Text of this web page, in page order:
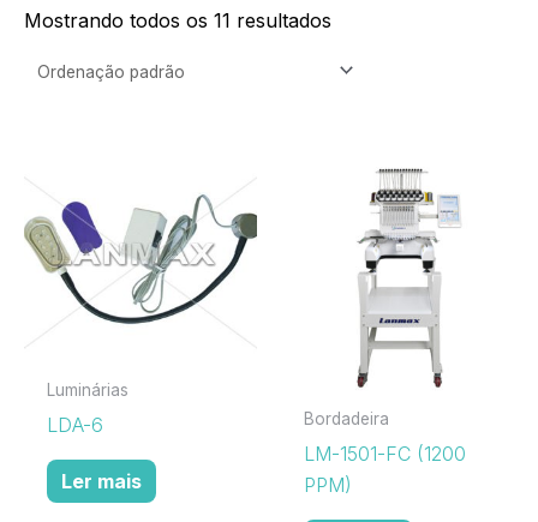
Mostrando todos os 11 resultados
Luminárias
LDA-6
Ler mais
Bordadeira
LM-1501-FC (1200
PPM)